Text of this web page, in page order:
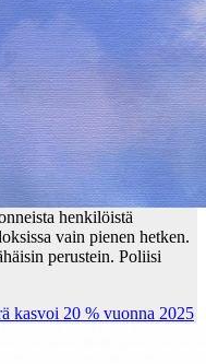
henkilöistä
vain pienen hetken.
perustein. Poliisi
kasvoi 20 % vuonna 2025